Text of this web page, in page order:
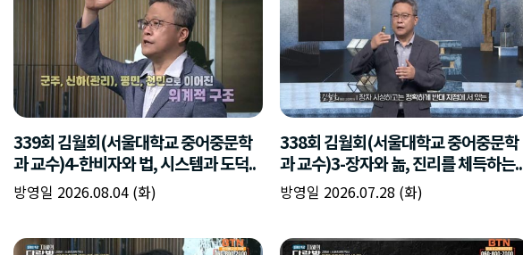
339회 김월회(서울대학교 중어중문학
과 교수)4-한비자와 법, 시스템과 도덕..
방영일 2026.08.04 (화)
338회 김월회(서울대학교 중어중문학
과 교수)3-장자와 놂, 진리를 체득하는..
방영일 2026.07.28 (화)